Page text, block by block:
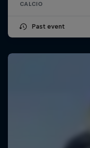
CALCIO
Past event